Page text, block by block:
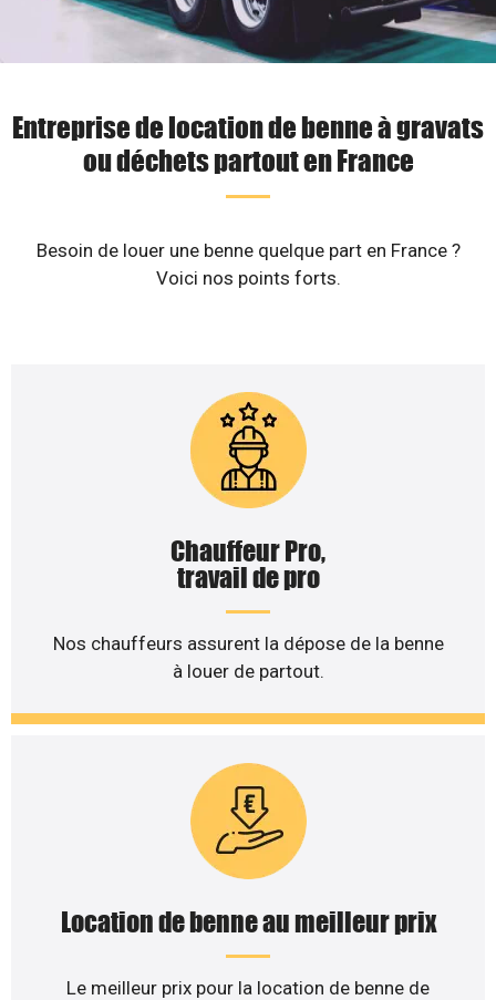
Entreprise de location de benne à gravats
ou déchets partout en France
Besoin de louer une benne quelque part en France ?
Voici nos points forts.
Chauffeur Pro,
travail de pro
Nos chauffeurs assurent la dépose de la benne
à louer de partout.
Location de benne au meilleur prix
Le meilleur prix pour la location de benne de